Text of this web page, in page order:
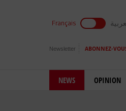
Français
Newsletter ABONNEZ-
NEWS OPINION